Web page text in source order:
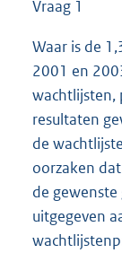
Vraag 1
Waar is de
2001 en
wachtlijsten,
resultaten
de
oorzaken
de gewenste
uitgegeven